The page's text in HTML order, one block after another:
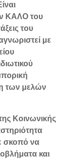
ΚΑΛΟ του
του
με
των μελών
Κοινωνικής
σκοπό να
και